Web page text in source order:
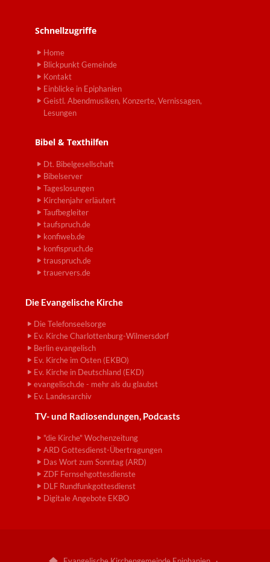
Schnellzugriffe
Home
Blickpunkt Gemeinde
Kontakt
Einblicke in Epiphanien
Geistl. Abendmusiken, Konzerte, Vernissagen,
Lesungen
Bibel & Texthilfen
Dt. Bibelgesellschaft
Bibelserver
Tageslosungen
Kirchenjahr erläutert
Taufbegleiter
taufspruch.de
konfiweb.de
konfispruch.de
trauspruch.de
trauervers.de
Die Evangelische Kirche
Die Telefonseelsorge
Ev. Kirche Charlottenburg-Wilmersdorf
Berlin evangelisch
Ev. Kirche im Osten (EKBO)
Ev. Kirche in Deutschland (EKD)
evangelisch.de - mehr als du glaubst
Ev. Landesarchiv
TV- und Radiosendungen, Podcasts
"die Kirche" Wochenzeitung
ARD Gottesdienst-Übertragungen
Das Wort zum Sonntag (ARD)
ZDF Fernsehgottesdienste
DLF Rundfunkgottesdienst
Digitale Angebote EKBO